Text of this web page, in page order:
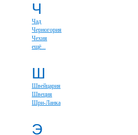
Ч
Чад
Черногория
Чехия
ещё...
Ш
Швейцария
Швеция
Шри-Ланка
Э